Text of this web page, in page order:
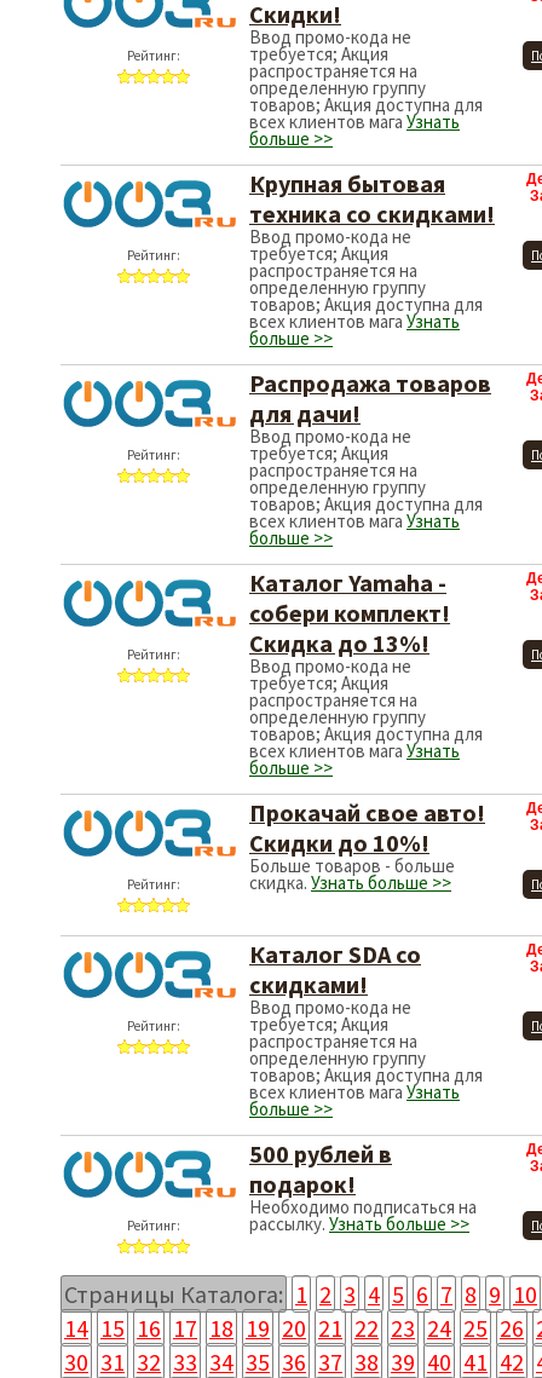
Рейтинг:
Скидки!
Ввод промо-кода не
требуется; Акция
распространяется на
определенную группу
товаров; Акция доступна для
всех клиентов мага Узнать
больше >>
Рейтинг:
Крупная бытовая
техника со скидками!
Ввод промо-кода не
требуется; Акция
распространяется на
определенную группу
товаров; Акция доступна для
всех клиентов мага Узнать
больше >>
Рейтинг:
Распродажа товаров
для дачи!
Ввод промо-кода не
требуется; Акция
распространяется на
определенную группу
товаров; Акция доступна для
всех клиентов мага Узнать
больше >>
Рейтинг:
Каталог Yamaha -
собери комплект!
Скидка до 13%!
Ввод промо-кода не
требуется; Акция
распространяется на
определенную группу
товаров; Акция доступна для
всех клиентов мага Узнать
больше >>
Рейтинг:
Прокачай свое авто!
Скидки до 10%!
Больше товаров - больше
скидка. Узнать больше >>
Рейтинг:
Каталог SDA со
скидками!
Ввод промо-кода не
требуется; Акция
распространяется на
определенную группу
товаров; Акция доступна для
всех клиентов мага Узнать
больше >>
Рейтинг:
500 рублей в
подарок!
Необходимо подписаться на
рассылку. Узнать больше >>
Страницы Каталога: 1 2 3 4 5 6 7 8 9 10
14 15 16 17 18 19 20 21 22 23 24 25 26
30 31 32 33 34 35 36 37 38 39 40 41 42